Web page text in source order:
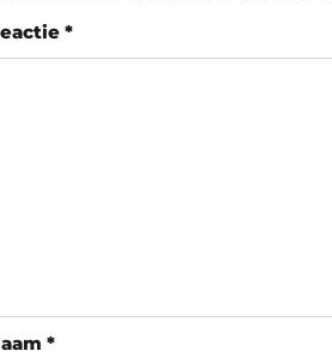
*
*